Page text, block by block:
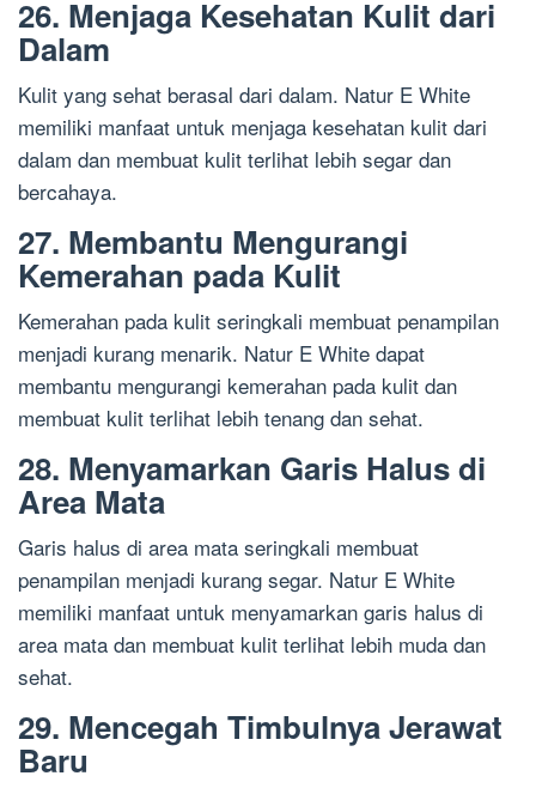
26. Menjaga Kesehatan Kulit dari
Dalam
Kulit yang sehat berasal dari dalam. Natur E White
memiliki manfaat untuk menjaga kesehatan kulit dari
dalam dan membuat kulit terlihat lebih segar dan
bercahaya.
27. Membantu Mengurangi
Kemerahan pada Kulit
Kemerahan pada kulit seringkali membuat penampilan
menjadi kurang menarik. Natur E White dapat
membantu mengurangi kemerahan pada kulit dan
membuat kulit terlihat lebih tenang dan sehat.
28. Menyamarkan Garis Halus di
Area Mata
Garis halus di area mata seringkali membuat
penampilan menjadi kurang segar. Natur E White
memiliki manfaat untuk menyamarkan garis halus di
area mata dan membuat kulit terlihat lebih muda dan
sehat.
29. Mencegah Timbulnya Jerawat
Baru